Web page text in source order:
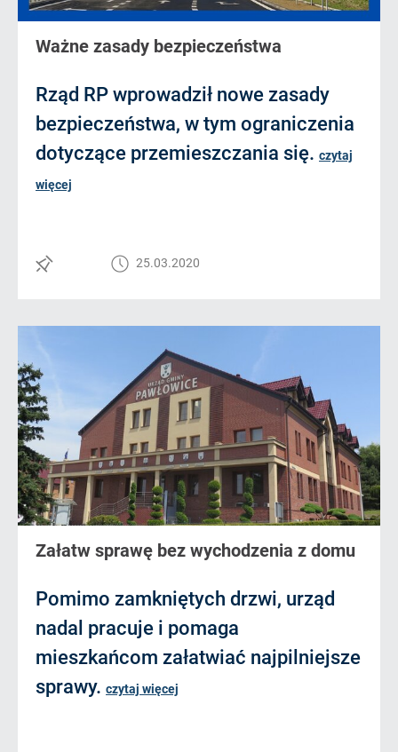
Ważne zasady bezpieczeństwa
Rząd RP wprowadził nowe zasady
bezpieczeństwa, w tym ograniczenia
dotyczące przemieszczania się. czytaj
więcej
25.03.2020
Załatw sprawę bez wychodzenia z domu
Pomimo zamkniętych drzwi, urząd
nadal pracuje i pomaga
mieszkańcom załatwiać najpilniejsze
sprawy. czytaj więcej